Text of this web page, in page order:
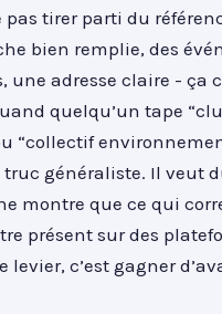
pas tirer parti du
bien remplie, des
une adresse claire - ça
quelqu’un tape
“collectif
généraliste. Il veut
montre que ce qui
présent sur des
levier, c’est gagner